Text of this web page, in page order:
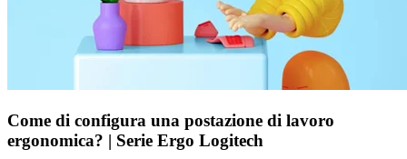
Come di configura una postazione di lavoro
ergonomica? | Serie Ergo Logitech